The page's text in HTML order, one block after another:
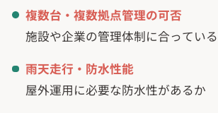
複数台・複数拠点管理の可否
施設や企業の管理体制に合ってい
雨天走行・防水性能
屋外運用に必要な防水性があるか